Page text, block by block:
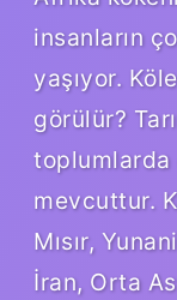
insanların
yaşıyor.
görülür?
mevcuttur.
Mısır,
İran, Orta